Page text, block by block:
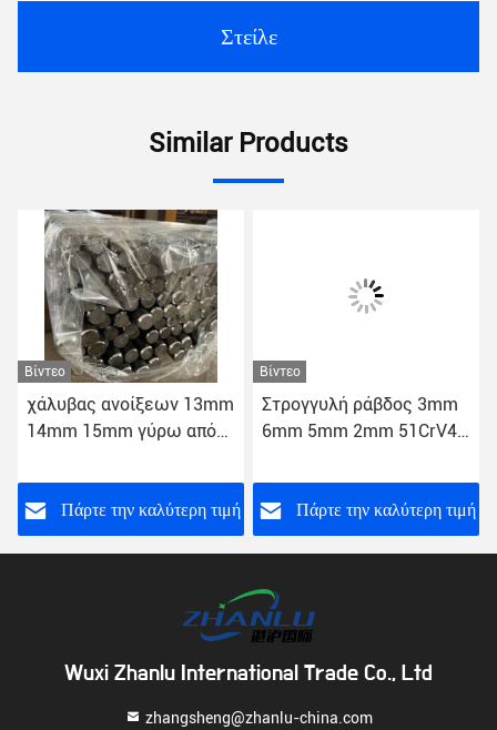
Στείλε
Similar Products
Βίντεο
χάλυβας ανοίξεων 13mm
14mm 15mm γύρω από
6150 6.0mm1200mm
Πάρτε την καλύτερη τιμή
Βίντεο
Στρογγυλή ράβδος 3mm
6mm 5mm 2mm 51CrV4
Πάρτε την καλύτερη τιμή
Wuxi Zhanlu International Trade Co., Ltd
zhangsheng@zhanlu-china.com